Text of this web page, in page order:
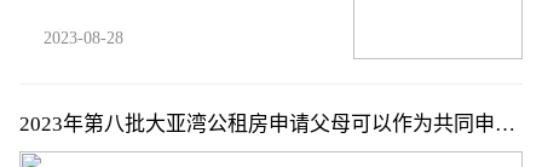
2023-08-28
2023年第八批大亚湾公租房申请父母可以作为共同申请
人吗